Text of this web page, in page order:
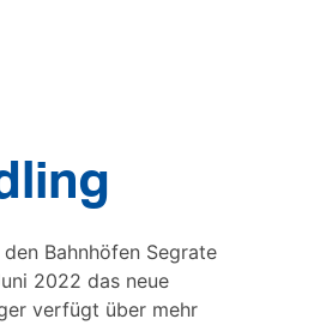
Bahnhöfen Segrate
2022 das neue
verfügt über mehr